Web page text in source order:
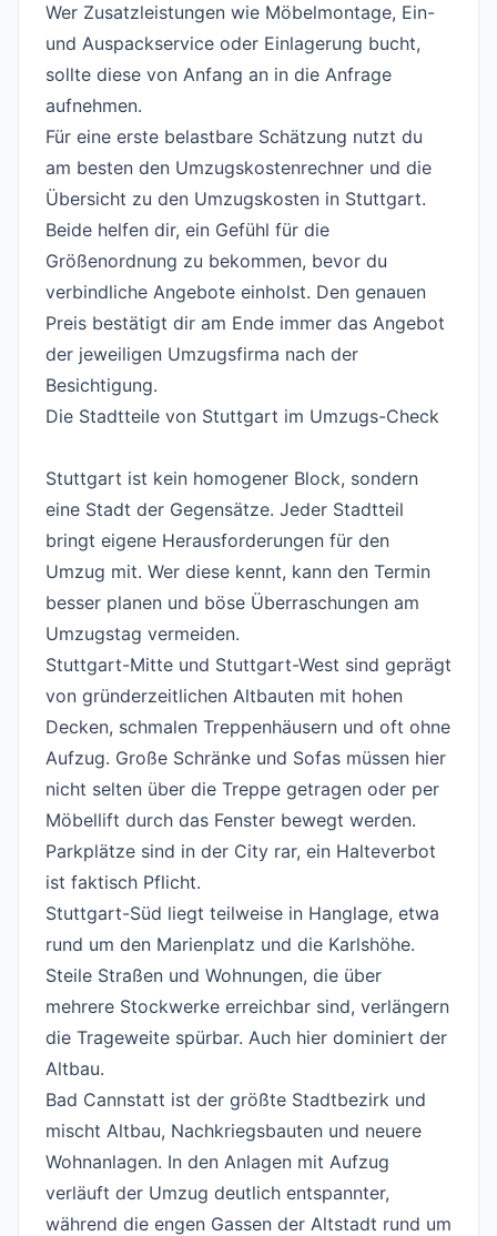
Wer Zusatzleistungen wie Möbelmontage, Ein-
und Auspackservice oder Einlagerung bucht,
sollte diese von Anfang an in die Anfrage
aufnehmen.
Für eine erste belastbare Schätzung nutzt du
am besten den Umzugskostenrechner und die
Übersicht zu den Umzugskosten in Stuttgart.
Beide helfen dir, ein Gefühl für die
Größenordnung zu bekommen, bevor du
verbindliche Angebote einholst. Den genauen
Preis bestätigt dir am Ende immer das Angebot
der jeweiligen Umzugsfirma nach der
Besichtigung.
Die Stadtteile von Stuttgart im Umzugs-Check
Stuttgart ist kein homogener Block, sondern
eine Stadt der Gegensätze. Jeder Stadtteil
bringt eigene Herausforderungen für den
Umzug mit. Wer diese kennt, kann den Termin
besser planen und böse Überraschungen am
Umzugstag vermeiden.
Stuttgart-Mitte und Stuttgart-West sind geprägt
von gründerzeitlichen Altbauten mit hohen
Decken, schmalen Treppenhäusern und oft ohne
Aufzug. Große Schränke und Sofas müssen hier
nicht selten über die Treppe getragen oder per
Möbellift durch das Fenster bewegt werden.
Parkplätze sind in der City rar, ein Halteverbot
ist faktisch Pflicht.
Stuttgart-Süd liegt teilweise in Hanglage, etwa
rund um den Marienplatz und die Karlshöhe.
Steile Straßen und Wohnungen, die über
mehrere Stockwerke erreichbar sind, verlängern
die Trageweite spürbar. Auch hier dominiert der
Altbau.
Bad Cannstatt ist der größte Stadtbezirk und
mischt Altbau, Nachkriegsbauten und neuere
Wohnanlagen. In den Anlagen mit Aufzug
verläuft der Umzug deutlich entspannter,
während die engen Gassen der Altstadt rund um